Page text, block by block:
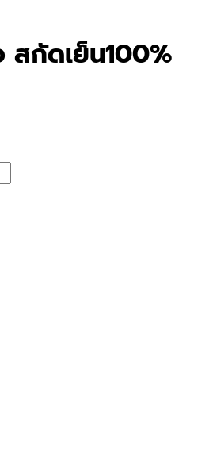
สกัดเย็น100%